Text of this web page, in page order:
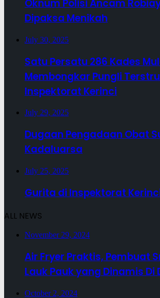
Oknum Polisi Ancam
Dipaksa Menikah
July 30, 2025
Satu Persatu 286 Kades
Membongkar Pungli
Inspektorat Kerinci
July 29, 2025
Dugaan Pengadaan Obat
Kadaluarsa
July 25, 2025
Gurita di Inspektorat
ALL NEWS
November 29, 2024
Air Fryer Praktis, Pembuat
Lauk Pauk yang Dinamis Di
October 2, 2024